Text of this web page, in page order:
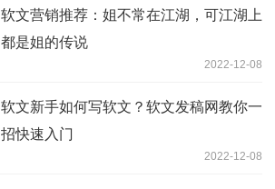
软文营销推荐：姐不常在江湖，可江湖上
都是姐的传说
2022-12-08
软文新手如何写软文？软文发稿网教你一
招快速入门
2022-12-08